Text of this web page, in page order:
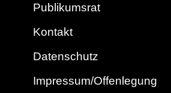
Publikumsrat
Kontakt
Datenschutz
Impressum/Offenlegung